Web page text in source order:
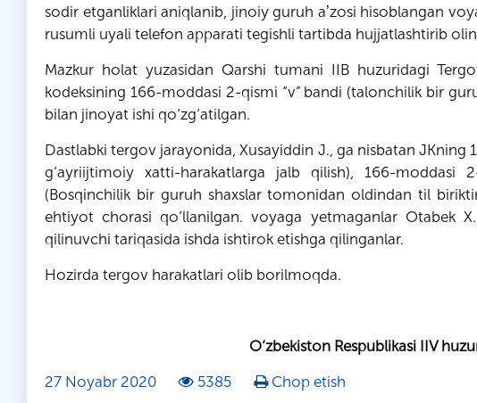
sodir etganliklari aniqlanib, jinoiy guruh aʼzosi hisoblangan
rusumli uyali telefon apparati tegishli tartibda hujjatlashtirib
Mazkur holat yuzasidan Qarshi tumani IIB huzuridagi
kodeksining 166-moddasi 2-qismi “v” bandi (talonchilik bir
bilan jinoyat ishi qo‘zg‘atilgan.
Dastlabki tergov jarayonida,Xusayiddin J., ga nisbatanJKning
g‘ayriijtimoiy xatti-harakatlarga jalb qilish), 166-moddasi
(Bosqinchilik bir guruh shaxslar tomonidan oldindan til
ehtiyot chorasi qo‘llanilgan.voyaga yetmaganlar Otabek X
qilinuvchi tariqasida ishda ishtirok etishga qilinganlar.
Hozirda tergov harakatlari olib borilmoqda.
O‘zbekiston Respublikasi IIV
27 Noyabr 2020
5385 Chop etish